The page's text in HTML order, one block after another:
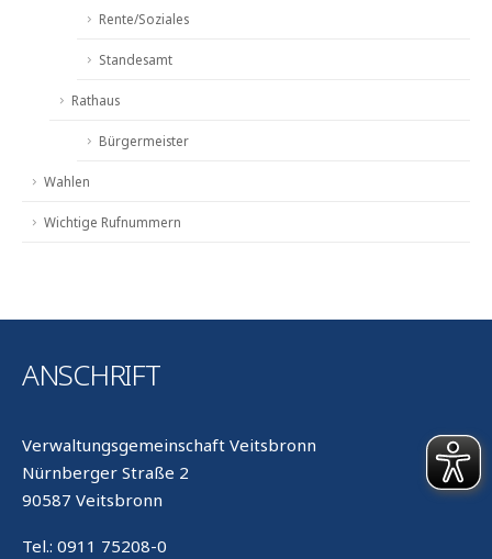
Rente/Soziales
Standesamt
Rathaus
Bürgermeister
Wahlen
Wichtige Rufnummern
ANSCHRIFT
Verwaltungsgemeinschaft Veitsbronn
Nürnberger Straße 2
90587 Veitsbronn
Tel.: 0911 75208-0